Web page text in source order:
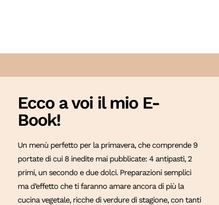
Ecco a voi il mio E-
Book!
Un menù perfetto per la primavera, che comprende 9
portate di cui 8 inedite mai pubblicate: 4 antipasti, 2
primi, un secondo e due dolci. Preparazioni semplici
ma d’effetto che ti faranno amare ancora di più la
cucina vegetale, ricche di verdure di stagione, con tanti